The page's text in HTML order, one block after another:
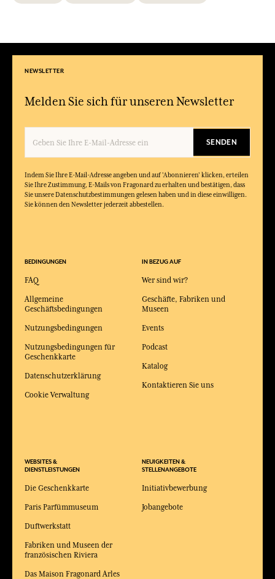
NEWSLETTER
Melden Sie sich für unseren Newsletter
SENDEN
Indem Sie Ihre E-Mail-Adresse angeben und auf 'Abonnieren' klicken, erteilen
Sie Ihre Zustimmung, E-Mails von Fragonard zu erhalten und bestätigen, dass
Sie unsere Datenschutzbestimmungen gelesen haben und in diese einwilligen.
Sie können den Newsletter jederzeit abbestellen.
BEDINGUNGEN
FAQ
Allgemeine
Geschäftsbedingungen
Nutzungsbedingungen
Nutzungsbedingungen für
Geschenkkarte
Datenschutzerklärung
Cookie Verwaltung
WEBSITES &
DIENSTLEISTUNGEN
Die Geschenkkarte
Paris Parfümmuseum
Duftwerkstatt
Fabriken und Museen der
französischen Riviera
Das Maison Fragonard Arles
IN BEZUG AUF
Wer sind wir?
Geschäfte, Fabriken und
Museen
Events
Podcast
Katalog
Kontaktieren Sie uns
NEUIGKEITEN &
STELLENANGEBOTE
Initiativbewerbung
Jobangebote